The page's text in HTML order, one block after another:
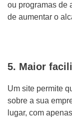
ou programas de
de aumentar o
5. Maior
Um site permite
sobre a sua
lugar, com